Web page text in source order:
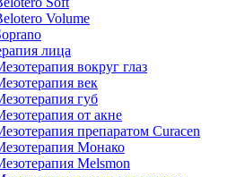
Volume
лица
вокруг глаз
век
губ
от акне
препаратом Curacen
Монако
Melsmon